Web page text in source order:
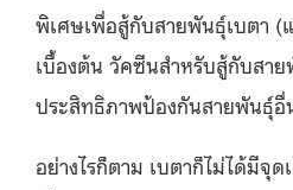
พิเศษเพื่อสู้กับสายพันธุ์เบตา (
เบื้องต้น วัคซีนสำหรับสู้กับสา
ประสิทธิภาพป้องกันสายพันธุ์อื่
อย่างไรก็ตาม เบตาก็ไม่ได้มีจุด